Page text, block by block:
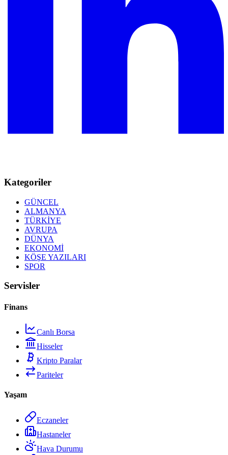
Kategoriler
GÜNCEL
ALMANYA
TÜRKİYE
AVRUPA
DÜNYA
EKONOMİ
KÖŞE YAZILARI
SPOR
Servisler
Finans
Canlı Borsa
Hisseler
Kripto Paralar
Pariteler
Yaşam
Eczaneler
Hastaneler
Hava Durumu